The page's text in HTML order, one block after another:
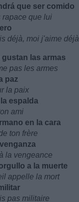
que ser comido
rapace que lui
déjà, moi j'aime déjà
gustan las armas
pas les armes
paz
la paix
espalda
ami
en la cara
ton frère
la vengeance
a la muerte
appelle la mort
pas militaire